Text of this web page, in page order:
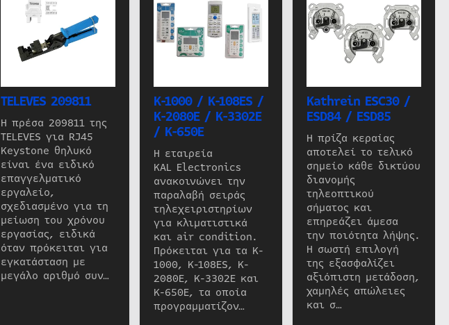
TELEVES 209811
Η πρέσα 209811 της
TELEVES για RJ45
Keystone θηλυκό
είναι ένα ειδικό
επαγγελματικό
εργαλείο,
σχεδιασμένο για τη
μείωση του χρόνου
εργασίας, ειδικά
όταν πρόκειται για
εγκατάσταση με
μεγάλο αριθμό συν…
K-1000 / K-108ES /
K-2080E / K-3302E
/ K-650E
Η εταιρεία
KAL Electronics
ανακοινώνει την
παραλαβή σειράς
τηλεχειριστηρίων
για κλιματιστικά
και air condition.
Πρόκειται για τα K-
1000, K-108ES, K-
2080E, K-3302E και
K-650E, τα οποία
προγραμματίζον…
Kathrein ESC30 /
ESD84 / ESD85
Η πρίζα κεραίας
αποτελεί το τελικό
σημείο κάθε δικτύου
διανομής
τηλεοπτικού
σήματος και
επηρεάζει άμεσα
την ποιότητα λήψης.
Η σωστή επιλογή
της εξασφαλίζει
αξιόπιστη μετάδοση,
χαμηλές απώλειες
και σ…